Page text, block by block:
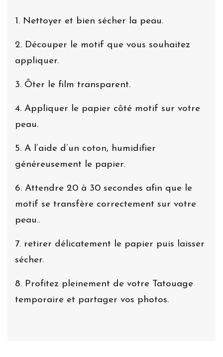
1. Nettoyer et bien sécher la peau.
2. Découper le motif que vous souhaitez
appliquer.
3. Ôter le film transparent.
4. Appliquer le papier côté motif sur votre
peau.
5. A l’aide d’un coton, humidifier
généreusement le papier.
6. Attendre 20 à 30 secondes afin que le
motif se transfère correctement sur votre
peau..
7. retirer délicatement le papier puis laisser
sécher.
8. Profitez pleinement de votre Tatouage
temporaire et partager vos photos.